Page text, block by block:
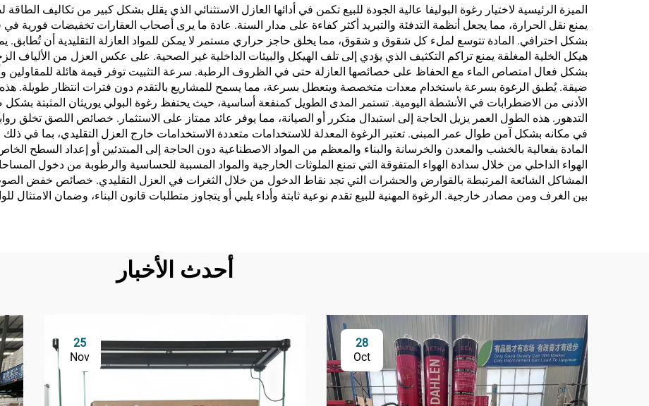
أسود مقاوم للماء
الميزة الرئيسية لاختيار رغوة البوليفا عالية الجودة للبيع تكمن في أدائها العازل الاستثنائي الذي يقلل بشكل كبير من تكاليف
يمنع نقل الحرارة، مما يجعل أنظمة التدفئة والتبريد أكثر كفاءة على مدار السنة. عادة ما يرى أصحاب العقارات تخفيضات فورية في
بشكل احترافي. المادة تتوسع لملء كل شقوق و شقوق، مما يخلق حاجز حراري مستمر لا يمكن للمواد العازلة التقليدية أن
هيكل الخلية المغلقة يمنع تراكم التكثيف الذي يؤدي إلى تلف الهيكل والبيئات الداخلية غير الصحية. على عكس العزل من الألياف
بشكل فعال امتصاص الماء مع الحفاظ على خصائصها العازلة حتى في الظروف الرطبة. سرعة التثبيت توفر قيمة هائلة للمقاولين
ضيقة. يُطبق الرغوة بسرعة باستخدام معدات متخصصة ويتعطل بسرعة، مما يسمح للمشاريع بالتقدم دون فترات انتظار طويلة. هذه
الأدنى من الاضطرابات في الأنشطة اليومية. تستمر المدى الطويل كمنفعة أساسية، حيث يحتفظ رغوة البولي يوريثان المثبتة بشكل
التدهور. هذه الطول العمر يزيل الحاجة إلى استبدال متكرر أو الصيانة، مما يوفر عائد ممتاز على الاستثمار. خصائص اللصق تخلق
في مكانه بشكل آمن طوال عمر المبنى. تعتبر الرغوة المعدلة للاستخدامات متعددة الاستخدامات خارج العزل التقليدي، بما في ذلك
المادة بفعالية بالخشب والمعدن والخرسانة والبناء والمعظم من المواد الاصطناعية دون الحاجة إلى المبتدئين أو إعداد السطح
الهواء الداخلي من خلال سدادة الهواء المتفوقة التي تمنع الملوثات الخارجية والمواد المسببة للحساسية والرطوبة من دخول
المشاكل الشائعة المرتبطة بالقوارض والحشرات التي تجد نقاط الدخول من خلال الثغرات في العزل التقليدي. خصائص خفض
بين الغرف ومن مصادر خارجية. الرغوة المهنية للبيع تقدم نوعية ثابتة وأداء يلبي أو يتجاوز متطلبات قانون البناء، وضمان الامتثال
أحدث الأخبار
28
Oct
25
Nov